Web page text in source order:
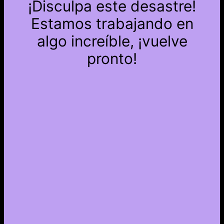
¡Disculpa este desastre!
Estamos trabajando en
algo increíble, ¡vuelve
pronto!